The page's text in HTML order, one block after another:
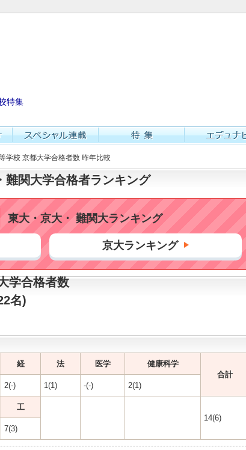
特集
学校 京都大学合格者数 昨年比較
難関大学合格者ランキング
東大・京大・ 難関大ランキング
京大ランキング
学合格者数
名)
経 法 医学
健康科学
合計
2(-) 1(1) -(-) 2(1)
工
14(6)
7(3)